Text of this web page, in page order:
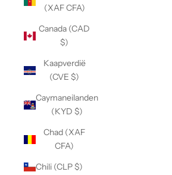
(XAF CFA)
Canada (CAD
$)
Kaapverdië
(CVE $)
Caymaneilanden
(KYD $)
Chad (XAF
CFA)
Chili (CLP $)